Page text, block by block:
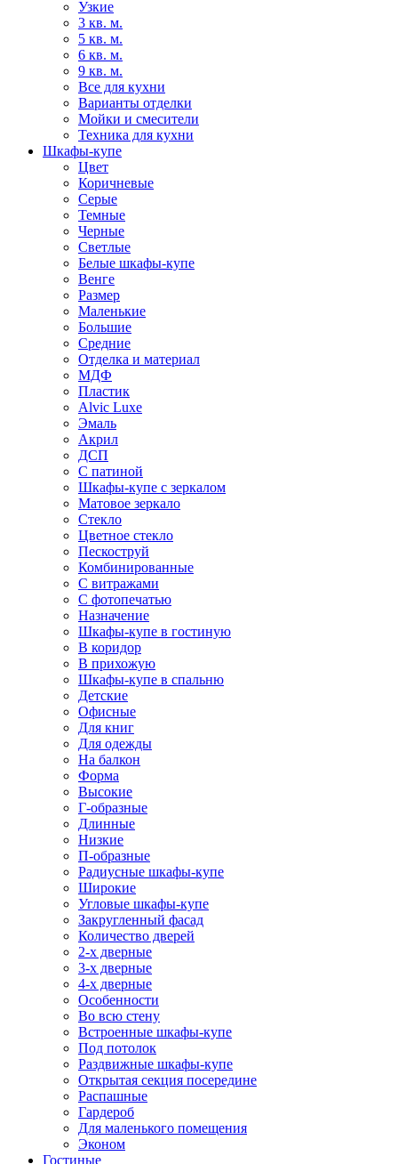
Узкие
3 кв. м.
5 кв. м.
6 кв. м.
9 кв. м.
Все для кухни
Варианты отделки
Мойки и смесители
Техника для кухни
Шкафы-купе
Цвет
Коричневые
Серые
Темные
Черные
Светлые
Белые шкафы-купе
Венге
Размер
Маленькие
Большие
Средние
Отделка и материал
МДФ
Пластик
Alvic Luxe
Эмаль
Акрил
ДСП
С патиной
Шкафы-купе с зеркалом
Матовое зеркало
Стекло
Цветное стекло
Пескоструй
Комбинированные
С витражами
С фотопечатью
Назначение
Шкафы-купе в гостиную
В коридор
В прихожую
Шкафы-купе в спальню
Детские
Офисные
Для книг
Для одежды
На балкон
Форма
Высокие
Г-образные
Длинные
Низкие
П-образные
Радиусные шкафы-купе
Широкие
Угловые шкафы-купе
Закругленный фасад
Количество дверей
2-х дверные
3-х дверные
4-х дверные
Особенности
Во всю стену
Встроенные шкафы-купе
Под потолок
Раздвижные шкафы-купе
Открытая секция посередине
Распашные
Гардероб
Для маленького помещения
Эконом
Гостиные